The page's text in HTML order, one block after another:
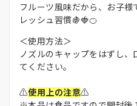
フルーツ風味だから、お子
レッシュ習慣🍇🍓🍊
＜使用方法＞
ノズルのキャップをはずし
てください。
⚠️使用上の注意⚠️